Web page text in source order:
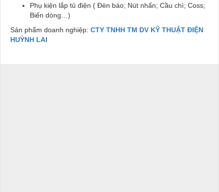
Phụ kiện lắp tủ điện ( Đèn báo; Nút nhấn; Cầu chì; Coss;
Biến dòng…)
Sản phẩm doanh nghiệp: CTY TNHH TM DV KỸ THUẬT ĐIỆN
HUỲNH LAI